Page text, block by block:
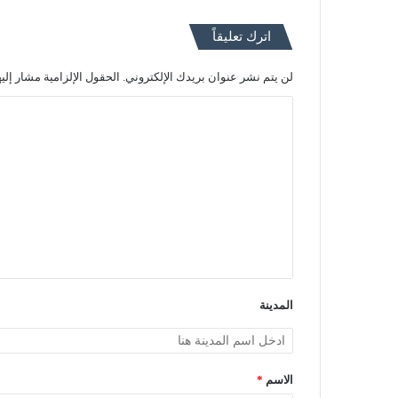
اترك تعليقاً
لن يتم نشر عنوان بريدك الإلكتروني. الحقول الإلزامية مشار
المدينة
الاسم *